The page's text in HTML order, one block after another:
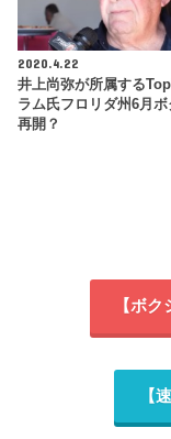
2020.4.22
井上尚弥が所属する
ラム氏フロリダ州6月
再開？
【ボ
【